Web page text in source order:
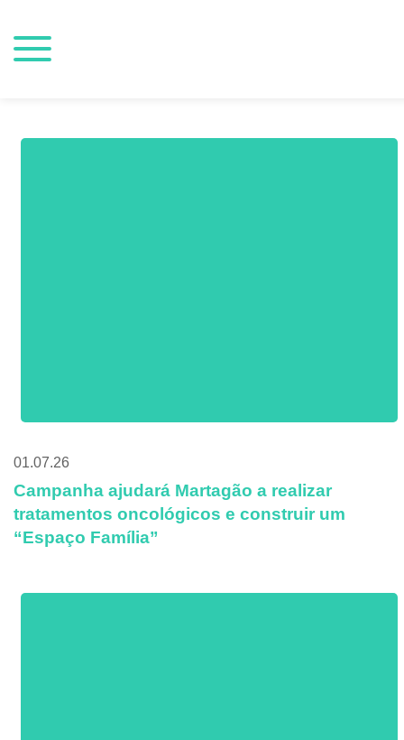
01.07.26
Campanha ajudará Martagão a realizar
tratamentos oncológicos e construir um
“Espaço Família”